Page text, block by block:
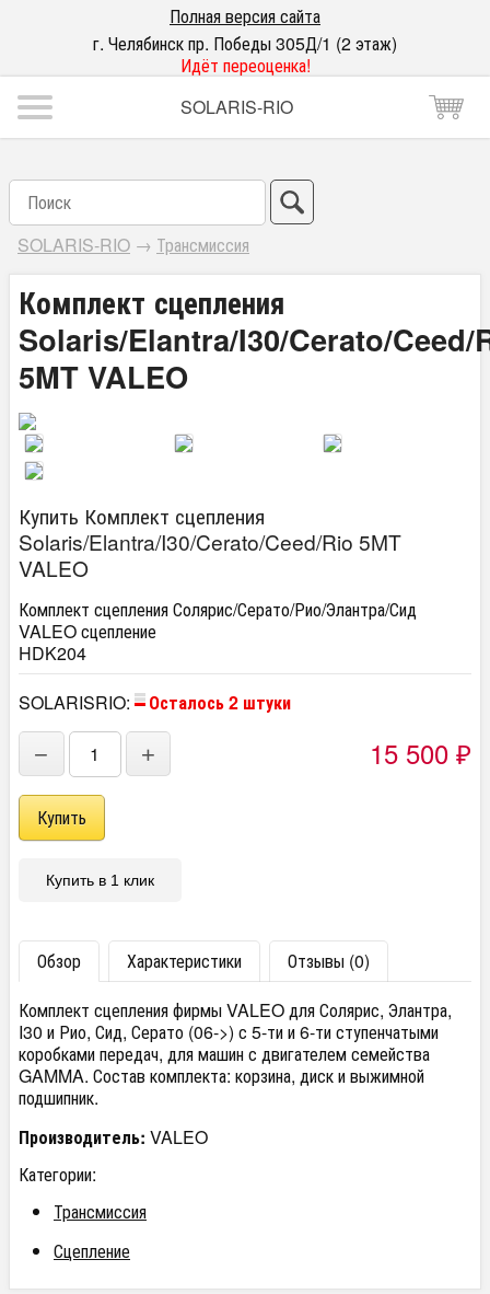
Полная версия сайта
г. Челябинск пр. Победы 305Д/1 (2 этаж)
Идёт переоценка!
SOLARIS-RIO
SOLARIS-RIO → Трансмиссия
Комплект сцепления
Solaris/Elantra/I30/Cerato/Ceed/
5MT VALEO
Купить Комплект сцепления
Solaris/Elantra/I30/Cerato/Ceed/Rio 5MT
VALEO
Комплект сцепления Солярис/Серато/Рио/Элантра/Сид
VALEO сцепление
HDK204
SOLARISRIO:
Осталось 2 штуки
− + 15 500 ₽
Купить в 1 клик
Обзор Характеристики
Отзывы (0)
Комплект сцепления фирмы VALEO для Солярис, Элантра,
I30 и Рио, Сид, Серато (06->) с 5-ти и 6-ти ступенчатыми
коробками передач, для машин с двигателем семейства
GAMMA. Состав комплекта: корзина, диск и выжимной
подшипник.
Производитель: VALEO
Категории:
Трансмиссия
Сцепление